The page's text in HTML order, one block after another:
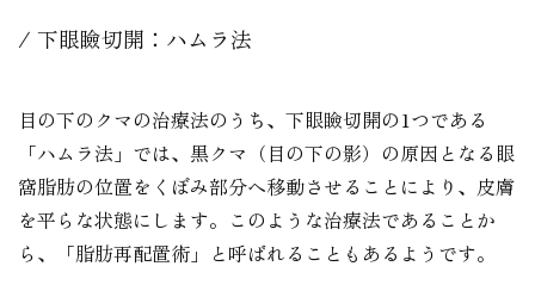
下眼瞼切開：ハムラ法
目の下のクマの治療法のうち、下眼瞼切開の1つである
「ハムラ法」では、黒クマ（目の下の影）の原因となる眼
窩脂肪の位置をくぼみ部分へ移動させることにより、皮膚
を平らな状態にします。このような治療法であることか
ら、「脂肪再配置術」と呼ばれることもあるようです。